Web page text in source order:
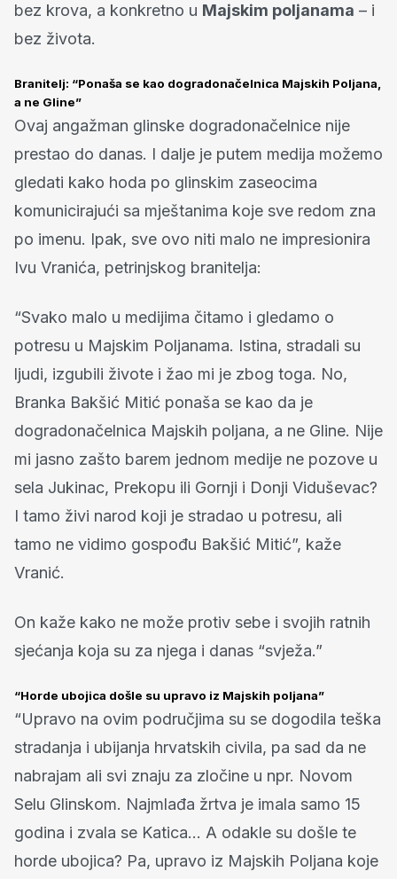
bez krova, a konkretno u Majskim poljanama – i
bez života.
Branitelj: “Ponaša se kao dogradonačelnica Majskih Poljana,
a ne Gline”
Ovaj angažman glinske dogradonačelnice nije
prestao do danas. I dalje je putem medija možemo
gledati kako hoda po glinskim zaseocima
komunicirajući sa mještanima koje sve redom zna
po imenu. Ipak, sve ovo niti malo ne impresionira
Ivu Vranića, petrinjskog branitelja:
“Svako malo u medijima čitamo i gledamo o
potresu u Majskim Poljanama. Istina, stradali su
ljudi, izgubili živote i žao mi je zbog toga. No,
Branka Bakšić Mitić ponaša se kao da je
dogradonačelnica Majskih poljana, a ne Gline. Nije
mi jasno zašto barem jednom medije ne pozove u
sela Jukinac, Prekopu ili Gornji i Donji Viduševac?
I tamo živi narod koji je stradao u potresu, ali
tamo ne vidimo gospođu Bakšić Mitić”, kaže
Vranić.
On kaže kako ne može protiv sebe i svojih ratnih
sjećanja koja su za njega i danas “svježa.”
“Horde ubojica došle su upravo iz Majskih poljana”
“Upravo na ovim područjima su se dogodila teška
stradanja i ubijanja hrvatskih civila, pa sad da ne
nabrajam ali svi znaju za zločine u npr. Novom
Selu Glinskom. Najmlađa žrtva je imala samo 15
godina i zvala se Katica… A odakle su došle te
horde ubojica? Pa, upravo iz Majskih Poljana koje